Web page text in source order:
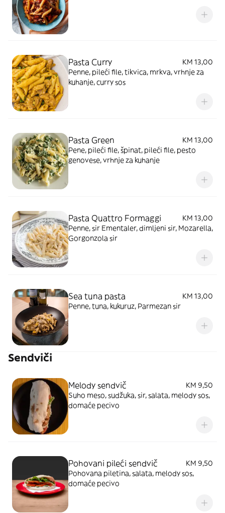
Pasta Curry
KM 13,00
Penne, pileći file, tikvica, mrkva, vrhnje za
kuhanje, curry sos
Pasta Green
KM 13,00
Pene, pileći file, špinat, pileći file, pesto
genovese, vrhnje za kuhanje
Pasta Quattro Formaggi
KM 13,00
Penne, sir Ementaler, dimljeni sir, Mozarella,
Gorgonzola sir
Sea tuna pasta
KM 13,00
Penne, tuna, kukuruz, Parmezan sir
Sendviči
Melody sendvič
KM 9,50
Suho meso, sudžuka, sir, salata, melody sos,
domaće pecivo
Pohovani pileći sendvič
KM 9,50
Pohovana piletina, salata, melody sos,
domaće pecivo